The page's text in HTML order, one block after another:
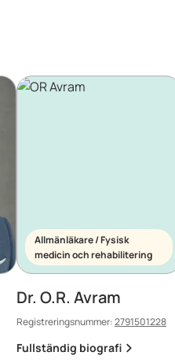
Allmänläkare / Fysisk
medicin och rehabilitering
Dr. O.R. Avram
Registreringsnummer:2791501228
Fullständig biografi